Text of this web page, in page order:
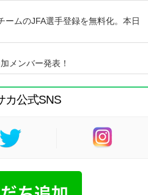
ームのJFA選手登録を無料化。本日
メンバー発表！
カ公式SNS